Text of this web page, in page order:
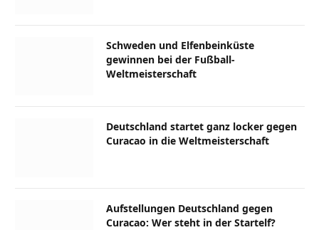
Schweden und Elfenbeinküste
gewinnen bei der Fußball-
Weltmeisterschaft
Deutschland startet ganz locker gegen
Curacao in die Weltmeisterschaft
Aufstellungen Deutschland gegen
Curacao: Wer steht in der Startelf?